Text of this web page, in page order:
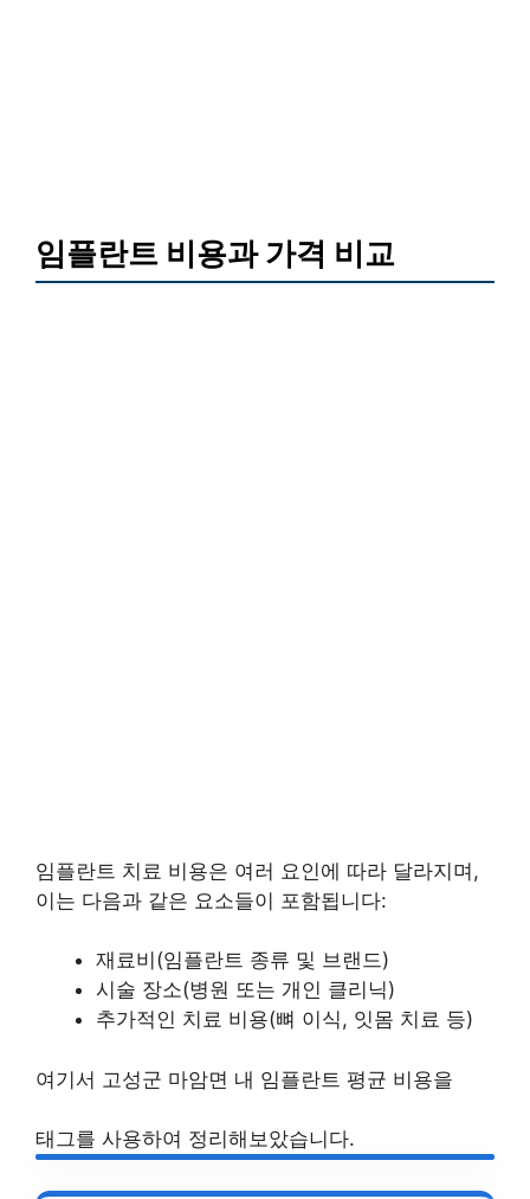
임플란트 비용과 가격 비교
임플란트 치료 비용은 여러 요인에 따라 달라지며,
이는 다음과 같은 요소들이 포함됩니다:
재료비(임플란트 종류 및 브랜드)
시술 장소(병원 또는 개인 클리닉)
추가적인 치료 비용(뼈 이식, 잇몸 치료 등)
여기서 고성군 마암면 내 임플란트 평균 비용을
태그를 사용하여 정리해보았습니다.